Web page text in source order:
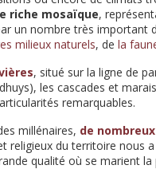
riche mosaïque,
un nombre très important
milieux naturels, de la
, situé sur la ligne de
les cascades et
remarquables.
millénaires, de
religieux du territoire nous
qualité où se marient la